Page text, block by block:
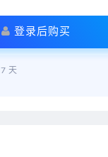
登录后购买
7 天